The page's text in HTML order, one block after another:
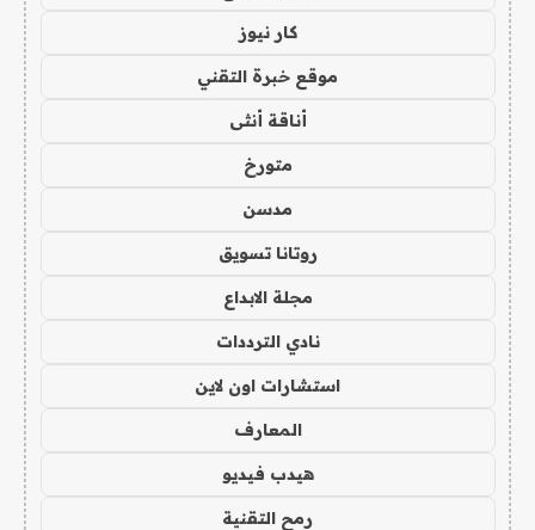
كار نيوز
موقع خبرة التقني
أناقة أنثى
متورخ
مدسن
روتانا تسويق
مجلة الابداع
نادي الترددات
استشارات اون لاين
المعارف
هيدب فيديو
رمح التقنية